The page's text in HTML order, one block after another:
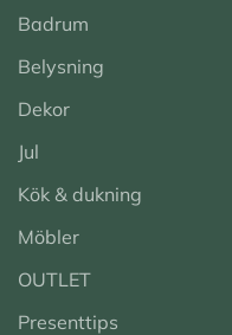
Badrum
Belysning
Dekor
Jul
Kök & dukning
Möbler
OUTLET
Presenttips